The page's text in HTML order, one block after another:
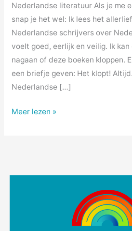
Nederlandse literatuur Als je me
snap je het wel: Ik lees het
Nederlandse schrijvers over
voelt goed, eerlijk en veilig. Ik kan
nagaan of deze boeken kloppen.
een briefje geven: Het klopt!
Nederlandse […]
Meer lezen »